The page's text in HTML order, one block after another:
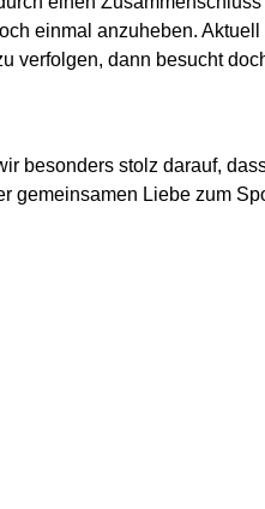
einmal anzuheben.
verfolgen, dann besucht
besonders stolz darauf,
Liebe zum